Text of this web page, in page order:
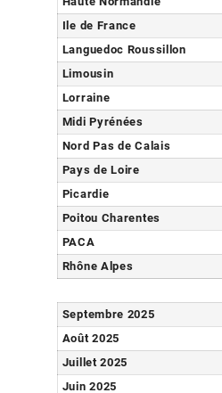
Ile de France
Languedoc Roussillon
Limousin
Lorraine
Midi Pyrénées
Nord Pas de Calais
Pays de Loire
Picardie
Poitou Charentes
PACA
Rhône Alpes
Septembre 2025
Août 2025
Juillet 2025
Juin 2025